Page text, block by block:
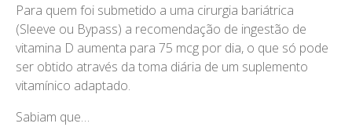
Para quem foi submetido a uma cirurgia bariátrica
(Sleeve ou Bypass) a recomendação de ingestão de
vitamina D aumenta para 75 mcg por dia, o que só pode
ser obtido através da toma diária de um suplemento
vitamínico adaptado.
Sabiam que…